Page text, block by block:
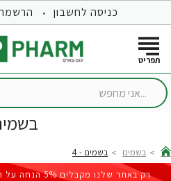
כניסה לחשבון
...אני
home
בשמים
בשמים - 4
רק באתר שלנו מקבלים 5% הנחה על הקנייה הבאה |